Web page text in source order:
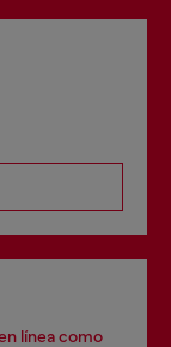
línea como